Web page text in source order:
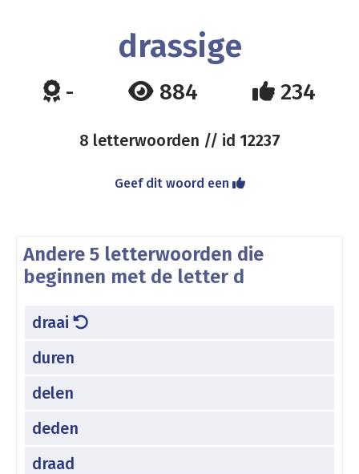
drassige
- 884 234
8 letterwoorden // id 12237
Geef dit woord een
Andere 5 letterwoorden die
beginnen met de letter d
draai
duren
delen
deden
draad